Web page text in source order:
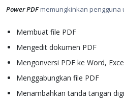
Power PDFmemungkinkan pengguna
Membuat file PDF
Mengedit dokumen PDF
Mengonversi PDF ke Word,
Menggabungkan file PDF
Menambahkan tanda tangan